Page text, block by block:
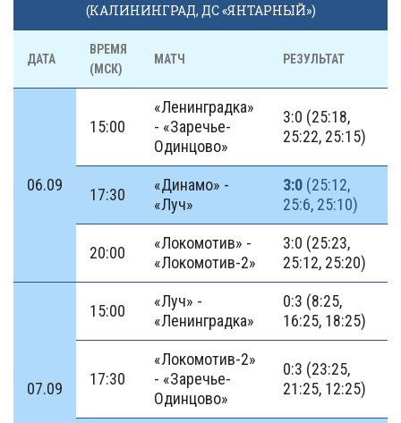
(КАЛИНИНГРАД, ДС «ЯНТАРНЫЙ»)
ДАТА
ВРЕМЯ
(МСК)
МАТЧ РЕЗУЛЬТАТ
06.09
15:00
«Ленинградка»
- «Заречье-
Одинцово»
3:0 (25:18,
25:22, 25:15)
17:30
«Динамо» -
«Луч»
3:0 (25:12,
25:6, 25:10)
20:00
«Локомотив» -
«Локомотив-2»
3:0 (25:23,
25:12, 25:20)
07.09
15:00
«Луч» -
«Ленинградка»
0:3 (8:25,
16:25, 18:25)
17:30
«Локомотив-2»
- «Заречье-
Одинцово»
0:3 (23:25,
21:25, 12:25)